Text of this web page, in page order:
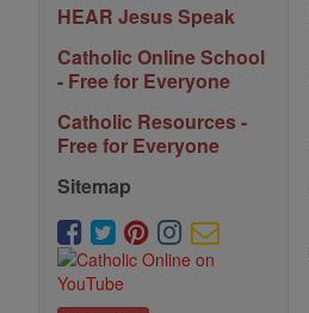
HEAR Jesus Speak
Catholic Online School
- Free for Everyone
Catholic Resources -
Free for Everyone
Sitemap